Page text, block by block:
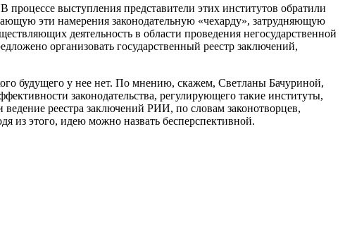
выступления представители этих институтов обратили
эти намерения законодательную «чехарду», затрудняющую
деятельность в области проведения негосударственной
организовать государственный реестр заключений,
будущего у нее нет. По мнению, скажем, Светланы Бачуриной,
законодательства, регулирующего такие институты,
реестра заключений РИИ, по словам законотворцев,
из этого, идею можно назвать бесперспективной.